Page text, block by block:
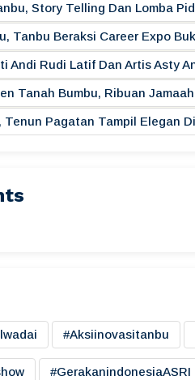
Story Telling Dan Lomba
Tanbu Beraksi Career Expo
Andi Rudi Latif Dan Artis Asty
Tanah Bumbu, Ribuan
Tenun Pagatan Tampil Elegan
#aksiinovasitanbu
#gerakanindonesiaASRI